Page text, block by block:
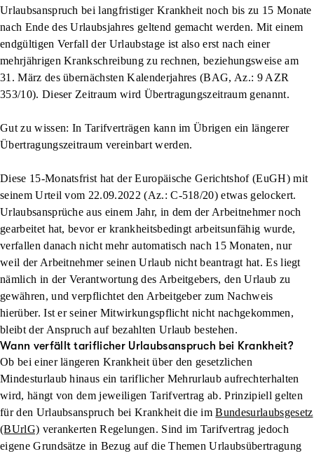
Urlaubsanspruch bei langfristiger Krankheit noch bis zu 15 Monate
nach Ende des Urlaubsjahres geltend gemacht werden. Mit einem
endgültigen Verfall der Urlaubstage ist also erst nach einer
mehrjährigen Krankschreibung zu rechnen, beziehungsweise am
31. März des übernächsten Kalenderjahres (BAG, Az.: 9 AZR
353/10). Dieser Zeitraum wird Übertragungszeitraum genannt.
Gut zu wissen: In Tarifverträgen kann im Übrigen ein längerer
Übertragungszeitraum vereinbart werden.
Diese 15-Monatsfrist hat der Europäische Gerichtshof (EuGH) mit
seinem Urteil vom 22.09.2022 (Az.: C-518/20) etwas gelockert.
Urlaubsansprüche aus einem Jahr, in dem der Arbeitnehmer noch
gearbeitet hat, bevor er krankheitsbedingt arbeitsunfähig wurde,
verfallen danach nicht mehr automatisch nach 15 Monaten, nur
weil der Arbeitnehmer seinen Urlaub nicht beantragt hat. Es liegt
nämlich in der Verantwortung des Arbeitgebers, den Urlaub zu
gewähren, und verpflichtet den Arbeitgeber zum Nachweis
hierüber. Ist er seiner Mitwirkungspflicht nicht nachgekommen,
bleibt der Anspruch auf bezahlten Urlaub bestehen.
Wann verfällt tariflicher Urlaubsanspruch bei Krankheit?
Ob bei einer längeren Krankheit über den gesetzlichen
Mindesturlaub hinaus ein tariflicher Mehrurlaub aufrechterhalten
wird, hängt von dem jeweiligen Tarifvertrag ab. Prinzipiell gelten
für den Urlaubsanspruch bei Krankheit die imBundesurlaubsgesetz
(BUrlG) verankerten Regelungen. Sind im Tarifvertrag jedoch
eigene Grundsätze in Bezug auf die Themen Urlaubsübertragung